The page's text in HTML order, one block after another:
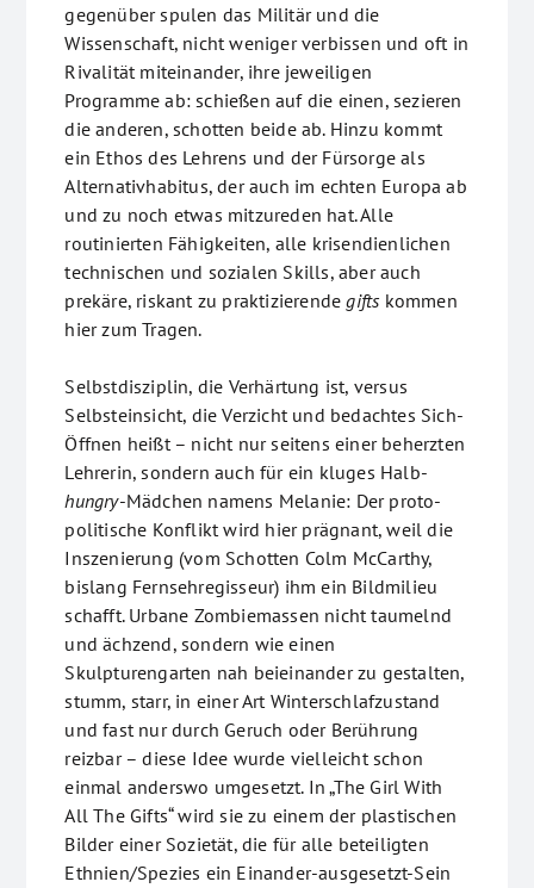
gegenüber spulen das Militär und die
Wissenschaft, nicht weniger verbissen und oft in
Rivalität miteinander, ihre jeweiligen
Programme ab: schießen auf die einen, sezieren
die anderen, schotten beide ab. Hinzu kommt
ein Ethos des Lehrens und der Fürsorge als
Alternativhabitus, der auch im echten Europa ab
und zu noch etwas mitzureden hat. Alle
routinierten Fähigkeiten, alle krisendienlichen
technischen und sozialen Skills, aber auch
prekäre, riskant zu praktizierendegifts kommen
hier zum Tragen.
Selbstdisziplin, die Verhärtung ist, versus
Selbsteinsicht, die Verzicht und bedachtes Sich-
Öffnen heißt – nicht nur seitens einer beherzten
Lehrerin, sondern auch für ein kluges Halb-
hungry-Mädchen namens Melanie: Der proto-
politische Konflikt wird hier prägnant, weil die
Inszenierung (vom Schotten Colm McCarthy,
bislang Fernsehregisseur) ihm ein Bildmilieu
schafft. Urbane Zombiemassen nicht taumelnd
und ächzend, sondern wie einen
Skulpturengarten nah beieinander zu gestalten,
stumm, starr, in einer Art Winterschlafzustand
und fast nur durch Geruch oder Berührung
reizbar – diese Idee wurde vielleicht schon
einmal anderswo umgesetzt. In „The Girl With
All The Gifts“ wird sie zu einem der plastischen
Bilder einer Sozietät, die für alle beteiligten
Ethnien/Spezies ein Einander-ausgesetzt-Sein